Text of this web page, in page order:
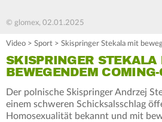
© glomex, 02.01.2025
Video > Sport > Skispringer Stekala mit
SKISPRINGER STEKALA
BEWEGENDEM
Der polnische Skispringer Andrzej
einem schweren Schicksalsschlag
Homosexualität bekannt und mit